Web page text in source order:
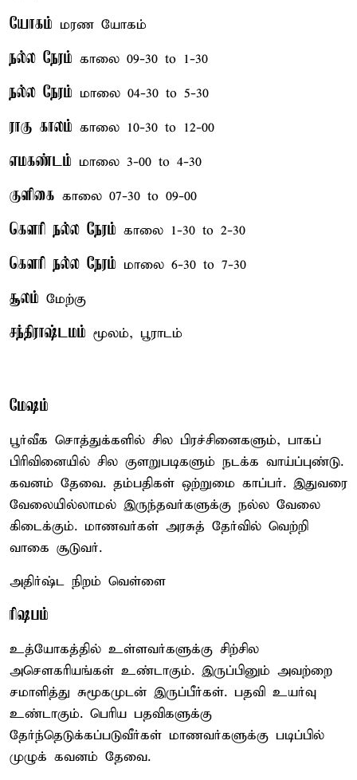
யோகம் மரண யோகம்
நல்ல நேரம் காலை 09-30 to 1-30
நல்ல நேரம் மாலை 04-30 to 5-30
ராகு காலம் காலை 10-30 to 12-00
எமகண்டம் மாலை 3-00 to 4-30
குளிகை காலை 07-30 to 09-00
கௌரி நல்ல நேரம் காலை 1-30 to 2-30
கௌரி நல்ல நேரம் மாலை 6-30 to 7-30
சூலம் மேற்கு
சந்திராஷ்டமம் மூலம், பூராடம்
மேஷம்
பூர்வீக சொத்துக்களில் சில பிரச்சினைகளும், பாகப்
பிரிவினையில் சில குளறுபடிகளும் நடக்க வாய்ப்புண்டு.
கவனம் தேவை. தம்பதிகள் ஒற்றுமை காப்பர். இதுவரை
வேலையில்லாமல் இருந்தவர்களுக்கு நல்ல வேலை
கிடைக்கும். மாணவர்கள் அரசுத் தேர்வில் வெற்றி
வாகை சூடுவர்.
அதிர்ஷ்ட நிறம் வெள்ளை
ரிஷபம்
உத்யோகத்தில் உள்ளவர்களுக்கு சிற்சில
அசௌகரியங்கள் உண்டாகும். இருப்பினும் அவற்றை
சமாளித்து சுமூகமுடன் இருப்பீர்கள். பதவி உயர்வு
உண்டாகும். பெரிய பதவிகளுக்கு
தேர்ந்தெடுக்கப்படுவீர்கள் மாணவர்களுக்கு படிப்பில்
முழுக் கவனம் தேவை.